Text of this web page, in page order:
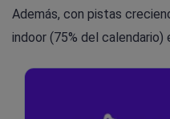
Además, con pistas
indoor (75% del calendario)